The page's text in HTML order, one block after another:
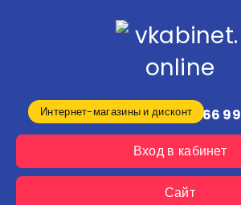
Интернет-магазины и дисконт
8 (800) 250 66 99
Вход в кабинет
Сайт